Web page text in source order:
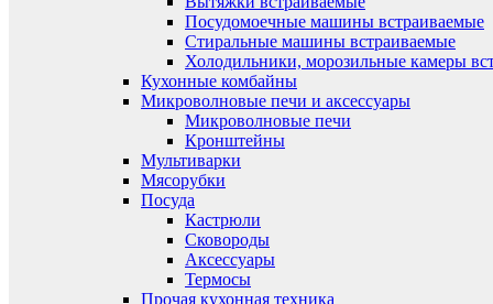
Посудомоечные машины встраиваемые
Стиральные машины встраиваемые
Холодильники, морозильные камеры
Кухонные комбайны
Микроволновые печи и аксессуары
Микроволновые печи
Кронштейны
Мультиварки
Мясорубки
Посуда
Кастрюли
Сковороды
Аксессуары
Термосы
Прочая кухонная техника